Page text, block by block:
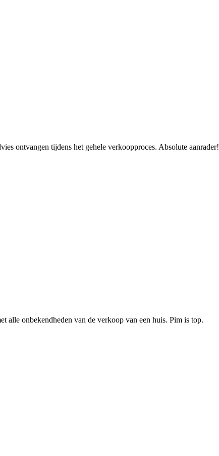
ontvangen tijdens het gehele verkoopproces. Absolute aanrader!
alle onbekendheden van de verkoop van een huis. Pim is top.